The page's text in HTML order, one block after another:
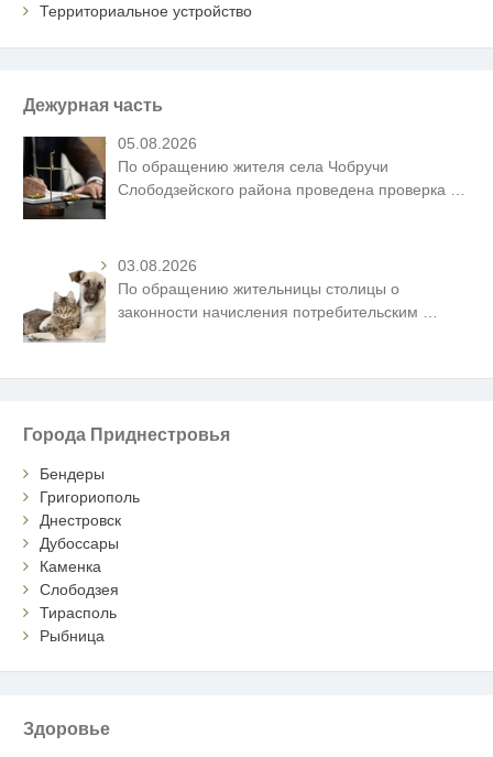
Территориальное устройство
Дежурная часть
05.08.2026
По обращению жителя села Чобручи
Слободзейского района проведена проверка
03.08.2026
По обращению жительницы столицы о
законности начисления потребительским …
Города Приднестровья
Бендеры
Григориополь
Днестровск
Дубоссары
Каменка
Слободзея
Тирасполь
Рыбница
Здоровье